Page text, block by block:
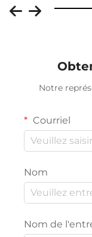
Notre
Courriel
Nom
Nom de